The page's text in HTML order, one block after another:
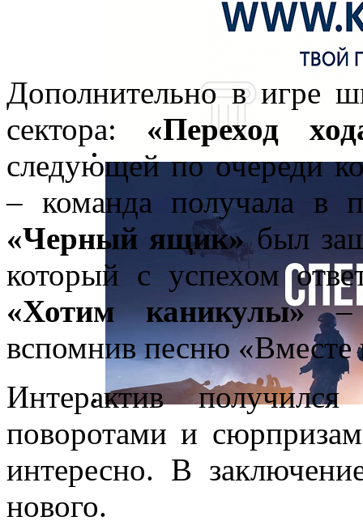
Дополнительно в игре
сектора: «Переход
следующей по очереди
– команда получала в
«Черный ящик»был
который с успехом
«Хотим каникулы»–
вспомнив песню «Вместе
Интерактив
поворотами и
интересно. В
нового.